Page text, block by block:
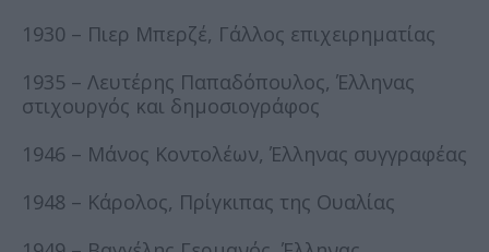
1930 – Πιερ Μπερζέ, Γάλλος επιχειρηματίας
1935 – Λευτέρης Παπαδόπουλος, Έλληνας
στιχουργός και δημοσιογράφος
1946 – Μάνος Κοντολέων, Έλληνας συγγραφέας
1948 – Κάρολος, Πρίγκιπας της Ουαλίας